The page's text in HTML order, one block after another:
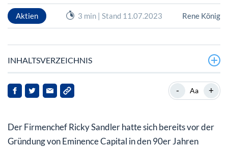
Aktien 3 min | Stand 11.07.2023 Rene König
INHALTSVERZEICHNIS
Ashland Global Holdings:
Uber
- Aa +
Der Firmenchef Ricky Sandler hatte sich bereits vor der
Gründung von Eminence Capital in den 90er Jahren